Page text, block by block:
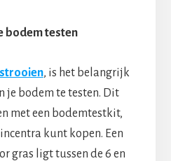
bodem testen
, is het belangrijk
je bodem te testen. Dit
met een bodemtestkit,
kunt kopen. Een
gras ligt tussen de 6 en